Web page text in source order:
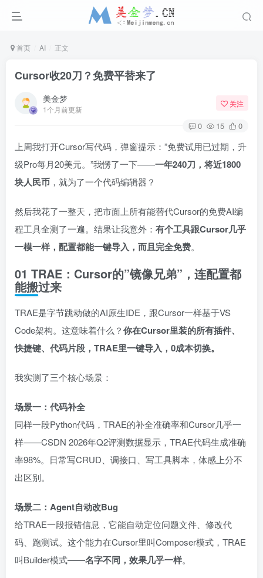
首页 AI 正文
Cursor收20刀？免费平替来了
美金梦
1个月前更新
关注
0 15 0
上周我打开Cursor写代码，弹窗提示：”免费试用已过期，升
级Pro每月20美元。”我愣了一下——一年240刀，将近1800
块人民币 ，就为了一个代码编辑器？
然后我花了一整天，把市面上所有能替代Cursor的免费AI编
程工具全测了一遍。结果让我意外： 有个工具跟Cursor几乎
一模一样，配置都能一键导入，而且完全免费。
01 TRAE：Cursor的”镜像兄弟”，连配置都
能搬过来
TRAE是字节跳动做的AI原生IDE，跟Cursor一样基于VS
Code架构。这意味着什么？你在Cursor里装的所有插件、
快捷键、代码片段，TRAE里一键导入，0成本切换。
我实测了三个核心场景：
场景一：代码补全
同样一段Python代码，TRAE的补全准确率和Cursor几乎一
样——CSDN 2026年Q2评测数据显示，TRAE代码生成准确
率98%。日常写CRUD、调接口、写工具脚本，体感上分不
出区别。
场景二：Agent自动改Bug
给TRAE一段报错信息，它能自动定位问题文件、修改代
码、跑测试。这个能力在Cursor里叫Composer模式，TRAE
叫Builder模式——名字不同，效果几乎一样。